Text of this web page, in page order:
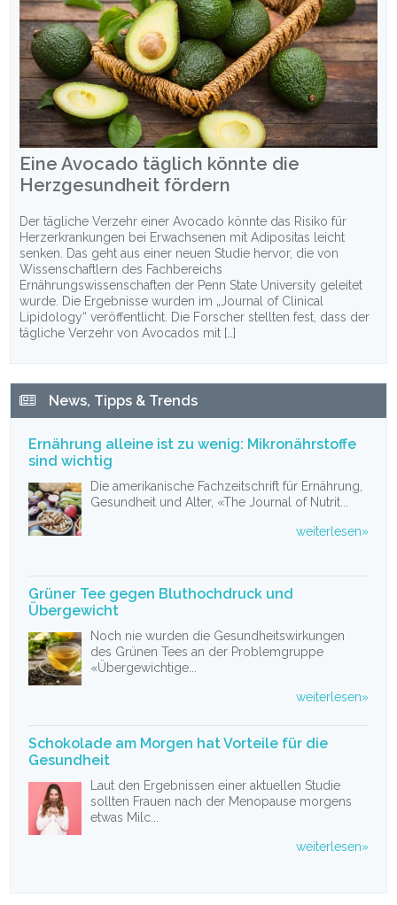
Eine Avocado täglich könnte die
Herzgesundheit fördern
Der tägliche Verzehr einer Avocado könnte das Risiko für
Herzerkrankungen bei Erwachsenen mit Adipositas leicht
senken. Das geht aus einer neuen Studie hervor, die von
Wissenschaftlern des Fachbereichs
Ernährungswissenschaften der Penn State University geleitet
wurde. Die Ergebnisse wurden im „Journal of Clinical
Lipidology“ veröffentlicht. Die Forscher stellten fest, dass der
tägliche Verzehr von Avocados mit […]
News, Tipps & Trends
Ernährung alleine ist zu wenig: Mikronährstoffe
sind wichtig
Die amerikanische Fachzeitschrift für Ernährung,
Gesundheit und Alter, «The Journal of Nutrit...
weiterlesen»
Grüner Tee gegen Bluthochdruck und
Übergewicht
Noch nie wurden die Gesundheitswirkungen
des Grünen Tees an der Problemgruppe
«Übergewichtige...
weiterlesen»
Schokolade am Morgen hat Vorteile für die
Gesundheit
Laut den Ergebnissen einer aktuellen Studie
sollten Frauen nach der Menopause morgens
etwas Milc...
weiterlesen»